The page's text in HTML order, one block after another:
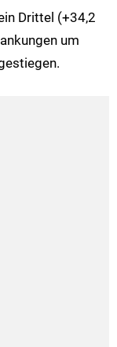
Drittel (+34,2
um